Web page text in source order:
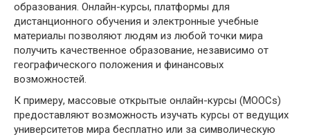
образования. Онлайн-курсы, платформы для
дистанционного обучения и электронные учебные
материалы позволяют людям из любой точки мира
получить качественное образование, независимо от
географического положения и финансовых
возможностей.
К примеру, массовые открытые онлайн-курсы (MOOCs)
предоставляют возможность изучать курсы от ведущих
университетов мира бесплатно или за символическую